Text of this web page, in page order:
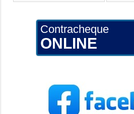
Contracheque
ONLINE